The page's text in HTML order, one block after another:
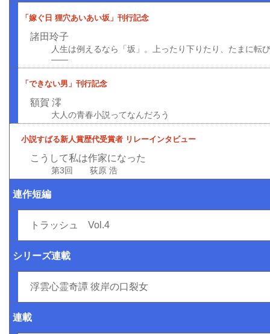
「嫁ぐ日 狸穴あいあい坂」刊行記念
諸田玲子
人生は例えるなら「坂」。上ったり下りたり、たまに転
――
「できない男」刊行記念
額賀 澪
大人の青春小説ってなんだろう
小説すばる新人賞歴代受賞者 リレーインタビュー
こうして私は作家になった
第3回 荻原 浩
連作短編
トラッシュ Vol.4
シリーズ連載
浮雲心霊奇譚 彼岸の口裂女
連載